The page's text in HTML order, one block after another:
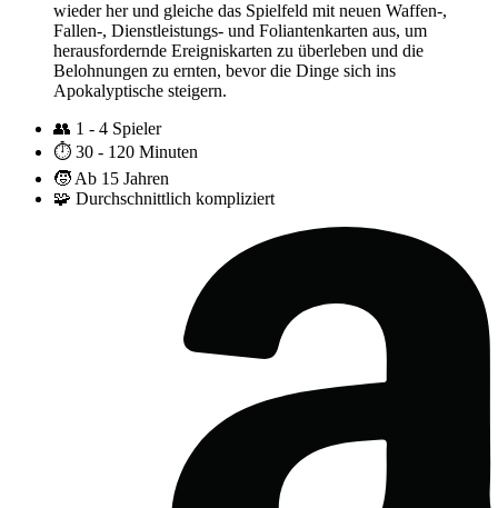
wieder her und gleiche das Spielfeld mit neuen Waffen-,
Fallen-, Dienstleistungs- und Foliantenkarten aus, um
herausfordernde Ereigniskarten zu überleben und die
Belohnungen zu ernten, bevor die Dinge sich ins
Apokalyptische steigern.
👥 1 - 4 Spieler
⏱️ 30 - 120 Minuten
🧒 Ab 15 Jahren
🧩 Durchschnittlich kompliziert